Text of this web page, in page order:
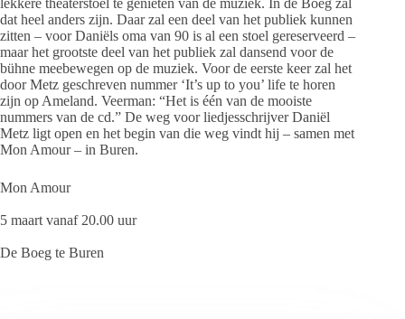
lekkere theaterstoel te genieten van de muziek. In de Boeg zal
dat heel anders zijn. Daar zal een deel van het publiek kunnen
zitten – voor Daniëls oma van 90 is al een stoel gereserveerd –
maar het grootste deel van het publiek zal dansend voor de
bühne meebewegen op de muziek. Voor de eerste keer zal het
door Metz geschreven nummer ‘It’s up to you’ life te horen
zijn op Ameland. Veerman: “Het is één van de mooiste
nummers van de cd.” De weg voor liedjesschrijver Daniël
Metz ligt open en het begin van die weg vindt hij – samen met
Mon Amour – in Buren.
Mon Amour
5 maart vanaf 20.00 uur
De Boeg te Buren